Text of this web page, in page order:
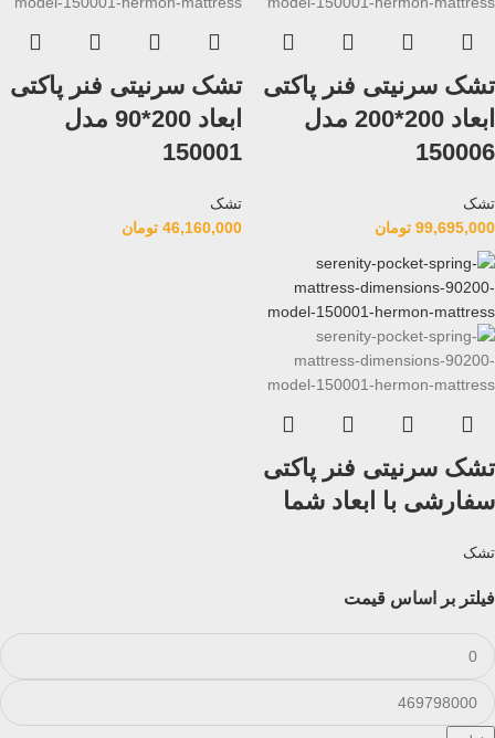
فیلتر بر اساس قیمت
تشک سرنیتی فنر پاکتی
ابعاد 200*200 مدل
150006
تشک
99,695,000 تومان
تشک سرنیتی فنر پاکتی
ابعاد 200*90 مدل
150001
تشک
46,160,000 تومان
تشک سرنیتی فنر پاکتی
سفارشی با ابعاد شما
تشک